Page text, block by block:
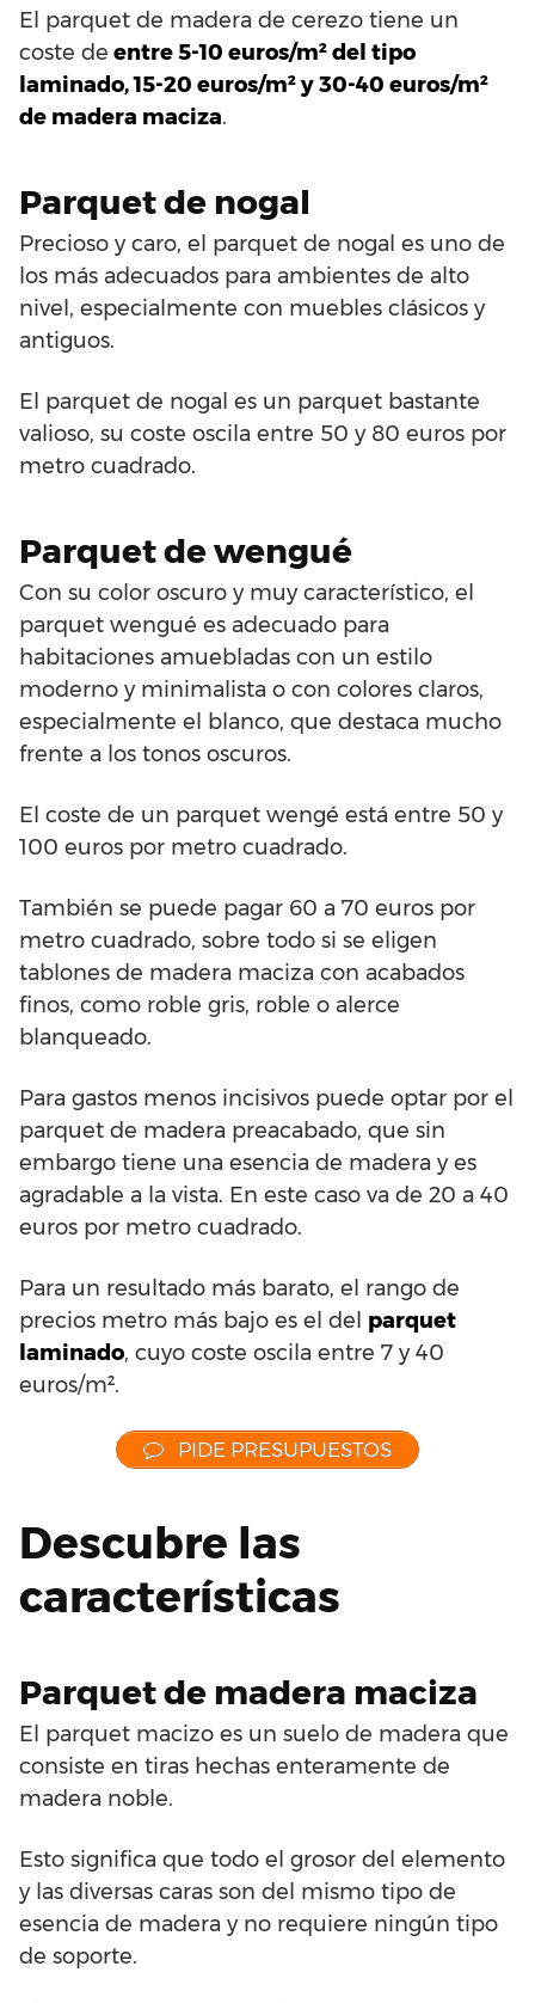
El parquet de madera de cerezo tiene un
coste de entre 5-10 euros/m² del tipo
laminado, 15-20 euros/m² y 30-40 euros/m²
de madera maciza.
Parquet de nogal
Precioso y caro, el parquet de nogal es uno de
los más adecuados para ambientes de alto
nivel, especialmente con muebles clásicos y
antiguos.
El parquet de nogal es un parquet bastante
valioso, su coste oscila entre 50 y 80 euros por
metro cuadrado.
Parquet de wengué
Con su color oscuro y muy característico, el
parquet wengué es adecuado para
habitaciones amuebladas con un estilo
moderno y minimalista o con colores claros,
especialmente el blanco, que destaca mucho
frente a los tonos oscuros.
El coste de un parquet wengé está entre 50 y
100 euros por metro cuadrado.
También se puede pagar 60 a 70 euros por
metro cuadrado, sobre todo si se eligen
tablones de madera maciza con acabados
finos, como roble gris, roble o alerce
blanqueado.
Para gastos menos incisivos puede optar por el
parquet de madera preacabado, que sin
embargo tiene una esencia de madera y es
agradable a la vista. En este caso va de 20 a 40
euros por metro cuadrado.
Para un resultado más barato, el rango de
precios metro más bajo es el del parquet
laminado, cuyo coste oscila entre 7 y 40
euros/m².
PIDE PRESUPUESTOS
Descubre las
características
Parquet de madera maciza
El parquet macizo es un suelo de madera que
consiste en tiras hechas enteramente de
madera noble.
Esto significa que todo el grosor del elemento
y las diversas caras son del mismo tipo de
esencia de madera y no requiere ningún tipo
de soporte.